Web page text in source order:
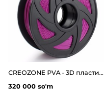
CREOZONE PVA - 3D пластик филамент для 3д принтера 0.5кг. Наивысшего качества
320 000 so'm